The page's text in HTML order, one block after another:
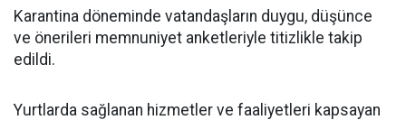
Karantina döneminde vatandaşların duygu, düşünce
ve önerileri memnuniyet anketleriyle titizlikle takip
edildi.
Yurtlarda sağlanan hizmetler ve faaliyetleri kapsayan